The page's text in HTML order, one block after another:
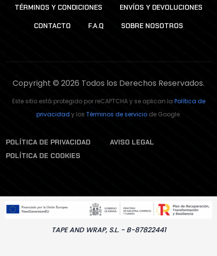
TÉRMINOS Y CONDICIONES ENVÍOS Y DEVOLUCIONES
CONTACTO F.A.Q SOBRE NOSOTROS
Copyright © 2026 Todos los Derechos Reservados.
Este sitio está protegido por reCAPTCHA y se aplican la Política de
privacidad y los Términos de serviciode Google.
POLÍTICA DE PRIVACIDAD
AVISO LEGAL
POLÍTICA DE COOKIES
TAPE AND WRAP, S.L. - B-87822441